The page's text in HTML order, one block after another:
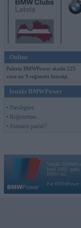
Online
Pašreiz BMWPower skatās 225
viesi un 9 reģistrēti lietotāji.
Ienākt BMWPower
• Pieslēgties
• Reģistrēties
• Aizmirsi paroli?
Vortāls
kopš 2002.
BMW AG.
Par BMWPower